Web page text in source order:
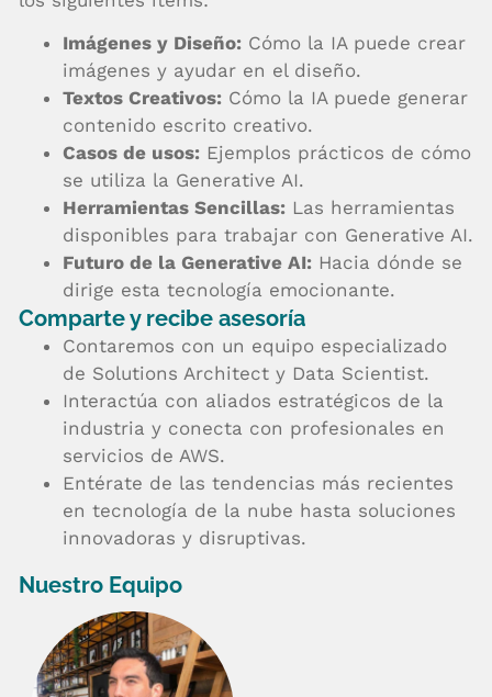
Imágenes y Diseño: Cómo la IA puede crear
imágenes y ayudar en el diseño.
Textos Creativos: Cómo la IA puede generar
contenido escrito creativo.
Casos de usos: Ejemplos prácticos de cómo
se utiliza la Generative AI.
Herramientas Sencillas: Las herramientas
disponibles para trabajar con Generative AI.
Futuro de la Generative AI: Hacia dónde se
dirige esta tecnología emocionante.
Comparte y recibe asesoría
Contaremos con un equipo especializado
de Solutions Architect y Data Scientist.
Interactúa con aliados estratégicos de la
industria y conecta con profesionales en
servicios de AWS.
Entérate de las tendencias más recientes
en tecnología de la nube hasta soluciones
innovadoras y disruptivas.
Nuestro Equipo